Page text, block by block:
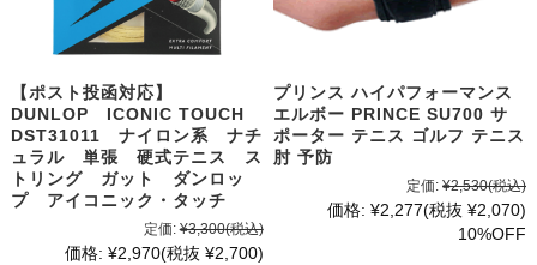
【ポスト投函対応】
DUNLOP ICONIC TOUCH
DST31011 ナイロン系 ナチ
ュラル 単張 硬式テニス ス
トリング ガット ダンロッ
プ アイコニック・タッチ
定価: ¥3,300(税込)
価格: ¥2,970(税抜 ¥2,700)
プリンス ハイパフォーマンス
エルボー PRINCE SU700 サ
ポーター テニス ゴルフ テニス
肘 予防
定価: ¥2,530(税込)
価格: ¥2,277(税抜 ¥2,070)
10%OFF